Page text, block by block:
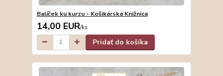
Balíček ku kurzu - Košikárska Knižnica
14,00 EUR/ks
Pridať do košíka